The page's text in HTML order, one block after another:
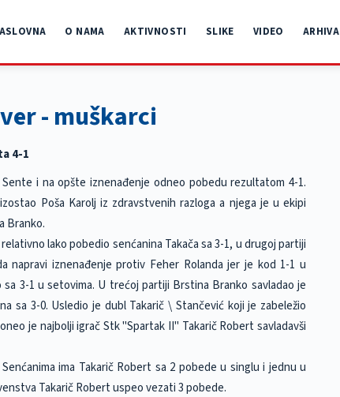
O NAMA AKTIVNOSTI SLIKE VIDEO ARHIVA
- muškarci
4-1
i na opšte iznenađenje odneo pobedu rezultatom 4-1.
Poša Karolj iz zdravstvenih razloga a njega je u ekipi
Branko.
lako pobedio senćanina Takača sa 3-1, u drugoj partiji
napravi iznenađenje protiv Feher Rolanda jer je kod 1-1 u
3-1 u setovima. U trećoj partiji Brstina Branko savladao je
sa 3-0. Usledio je dubl Takarič \ Stančević koji je zabeležio
je najbolji igrač Stk "Spartak II" Takarič Robert savladavši
ima Takarič Robert sa 2 pobede u singlu i jednu u
Takarič Robert uspeo vezati 3 pobede.